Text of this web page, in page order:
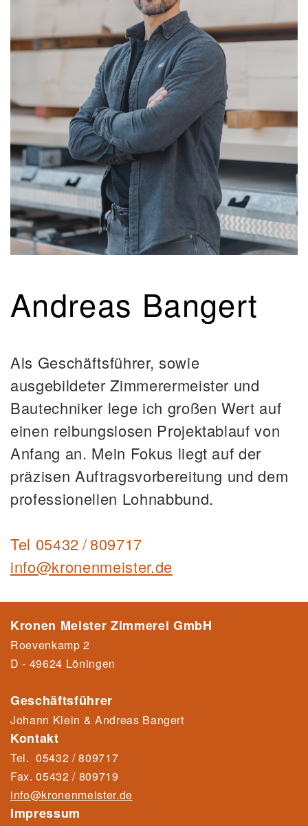
Andreas Bangert
Als Geschäftsführer, sowie
ausgebildeter Zimmerermeister und
Bautechniker lege ich großen Wert auf
einen reibungslosen Projektablauf von
Anfang an. Mein Fokus liegt auf der
präzisen Auftragsvorbereitung und dem
professionellen Lohnabbund.
Tel 05432 / 809717
info@kronenmeister.de
Kronen Meister Zimmerei GmbH
Roevenkamp 2
D - 49624 Löningen
Geschäftsführer
Johann Klein & Andreas Bangert
Kontakt
Tel. 05432 / 809717
Fax.05432 / 809719
info@kronenmeister.de
Impressum